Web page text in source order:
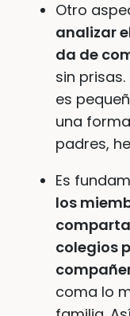
Otro
analizar
da de
sin
es
una
padres,
Es
los
colegios
coma lo